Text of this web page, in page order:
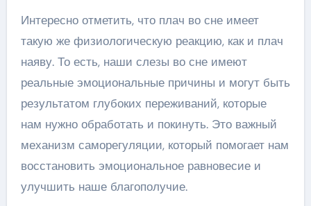
Интересно отметить, что плач во сне имеет
такую же физиологическую реакцию, как и плач
наяву. То есть, наши слезы во сне имеют
реальные эмоциональные причины и могут быть
результатом глубоких переживаний, которые
нам нужно обработать и покинуть. Это важный
механизм саморегуляции, который помогает нам
восстановить эмоциональное равновесие и
улучшить наше благополучие.